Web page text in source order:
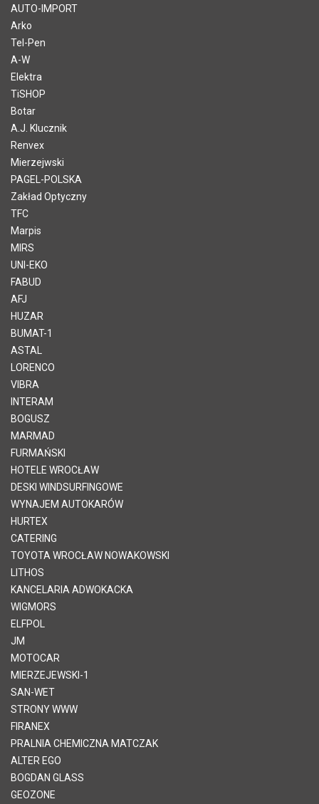
AUTO-IMPORT
Arko
Tel-Pen
A-W
Elektra
TiSHOP
Botar
A.J. Klucznik
Renvex
Mierzejwski
PAGEL-POLSKA
Zakład Optyczny
TFC
Marpis
MIRS
UNI-EKO
FABUD
AFJ
HUZAR
BUMAT-1
ASTAL
LORENCO
VIBRA
INTERAM
BOGUSZ
MARMAD
FURMAŃSKI
HOTELE WROCŁAW
DESKI WINDSURFINGOWE
WYNAJEM AUTOKARÓW
HURTEX
CATERING
TOYOTA WROCŁAW NOWAKOWSKI
LITHOS
KANCELARIA ADWOKACKA
WIGMORS
ELFPOL
JM
MOTOCAR
MIERZEJEWSKI-1
SAN-WET
STRONY WWW
FIRANEX
PRALNIA CHEMICZNA MATCZAK
ALTER EGO
BOGDAN GLASS
GEOZONE